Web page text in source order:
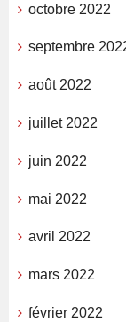
octobre 2022
septembre
août 2022
juillet 2022
juin 2022
mai 2022
avril 2022
mars 2022
février 2022